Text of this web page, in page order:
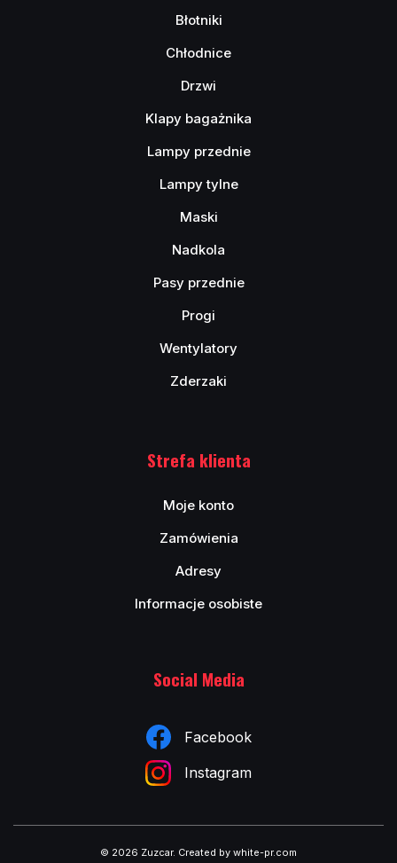
Błotniki
Chłodnice
Drzwi
Klapy bagażnika
Lampy przednie
Lampy tylne
Maski
Nadkola
Pasy przednie
Progi
Wentylatory
Zderzaki
Strefa klienta
Moje konto
Zamówienia
Adresy
Informacje osobiste
Social Media
Facebook
Instagram
© 2026 Zuzcar. Created by white-pr.com